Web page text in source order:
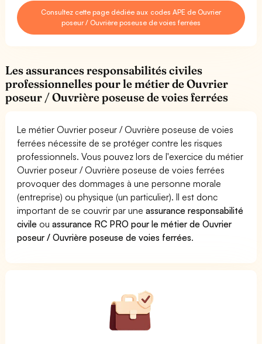
Consultez cette page dédiée aux codes APE de Ouvrier
poseur / Ouvrière poseuse de voies ferrées
Les assurances responsabilités civiles
professionnelles pour le métier de Ouvrier
poseur / Ouvrière poseuse de voies ferrées
Le métier Ouvrier poseur / Ouvrière poseuse de voies
ferrées nécessite de se protéger contre les risques
professionnels. Vous pouvez lors de l'exercice du métier
Ouvrier poseur / Ouvrière poseuse de voies ferrées
provoquer des dommages à une personne morale
(entreprise) ou physique (un particulier). Il est donc
important de se couvrir par uneassurance responsabilité
civile ouassurance RC PRO pour le métier de Ouvrier
poseur / Ouvrière poseuse de voies ferrées.